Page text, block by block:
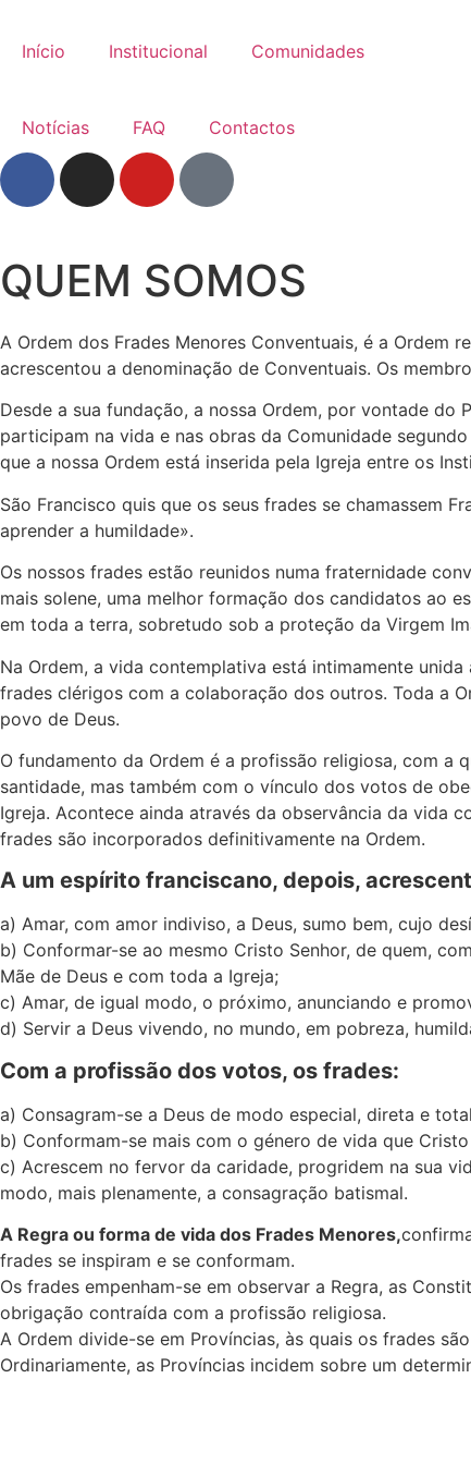
Início Institucional Comunidades
Notícias FAQ Contactos
QUEM SOMOS
A Ordem dos Frades Menores Conventuais, é a Ordem
acrescentou a denominação de Conventuais. Os
Desde a sua fundação, a nossa Ordem, por vontade do
participam na vida e nas obras da Comunidade
que a nossa Ordem está inserida pela Igreja entre os
São Francisco quis que os seus frades se chamassem
aprender a humildade».
Os nossos frades estão reunidos numa fraternidade
mais solene, uma melhor formação dos candidatos ao
em toda a terra, sobretudo sob a proteção da Virgem
Na Ordem, a vida contemplativa está intimamente
frades clérigos com a colaboração dos outros. Toda a
povo de Deus.
O fundamento da Ordem é a profissão religiosa, com a
santidade, mas também com o vínculo dos votos de
Igreja. Acontece ainda através da observância da vida
frades são incorporados definitivamente na Ordem.
A um espírito franciscano, depois,
a) Amar, com amor indiviso, a Deus, sumo bem, cujo
b) Conformar-se ao mesmo Cristo Senhor, de quem,
Mãe de Deus e com toda a Igreja;
c) Amar, de igual modo, o próximo, anunciando e
d) Servir a Deus vivendo, no mundo, em pobreza,
Com a profissão dos votos, os frades:
a) Consagram-se a Deus de modo especial, direta e
b) Conformam-se mais com o género de vida que
c) Acrescem no fervor da caridade, progridem na sua
modo, mais plenamente, a consagração batismal.
A Regra ou forma de vida dos Frades Menores,
frades se inspiram e se conformam.
Os frades empenham-se em observar a Regra, as
obrigação contraída com a profissão religiosa.
A Ordem divide-se em Províncias, às quais os frades
Ordinariamente, as Províncias incidem sobre um